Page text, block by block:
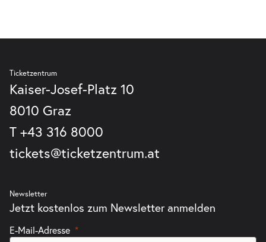
Ticketzentrum
Kaiser-Josef-Platz 10
8010 Graz
T +43 316 8000
tickets@ticketzentrum.at
Newsletter
Jetzt kostenlos zum Newsletter anmelden
E-Mail-Adresse